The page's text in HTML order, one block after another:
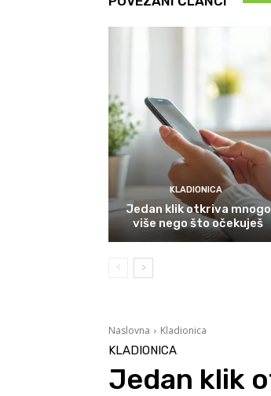
KLADIONICA
Jedan klik otkriva mnogo
više nego što očekuješ